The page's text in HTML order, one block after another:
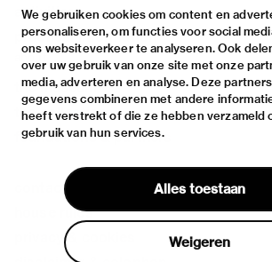
We gebruiken cookies om content en
personaliseren, om functies voor social
ons websiteverkeer te analyseren. Ook
over uw gebruik van onze site met onze
media, adverteren en analyse. Deze
gegevens combineren met andere
heeft verstrekt of die ze hebben verzameld
gebruik van hun services.
Alles toestaan
Weigeren
activities
practical information
about
the museum
the collection
foundations & partners
contact
house rules
privacy & cookies